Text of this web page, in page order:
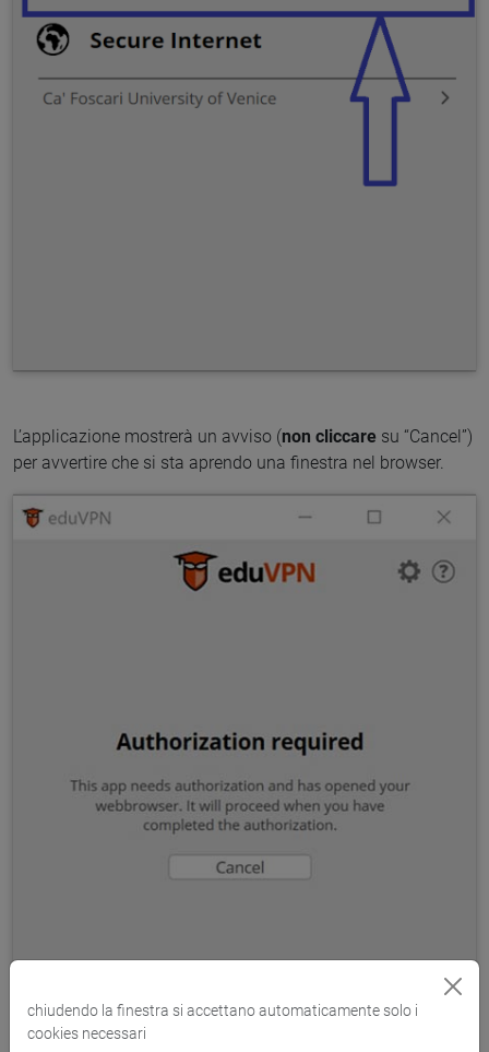
L’applicazione mostrerà un avviso (non cliccare su “Cancel”)
per avvertire che si sta aprendo una finestra nel browser.
chiudendo la finestra si accettano automaticamente solo i
cookies necessari